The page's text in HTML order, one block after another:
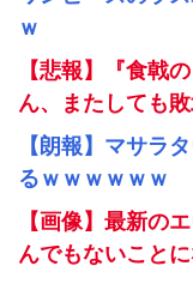
ｗ
【悲報】『食戟
ん、またしても
【朗報】マサラ
るｗｗｗｗｗｗ
【画像】最新の
んでもないこと